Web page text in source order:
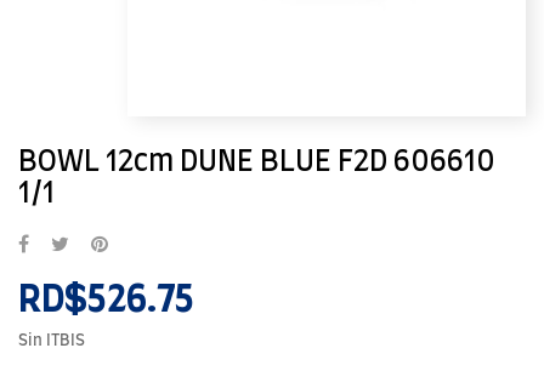
BOWL 12cm DUNE BLUE F2D 606610
1/1
RD$526.75
Sin ITBIS